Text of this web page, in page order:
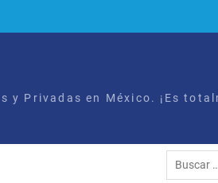
y Privadas en México. ¡Es
Buscar: